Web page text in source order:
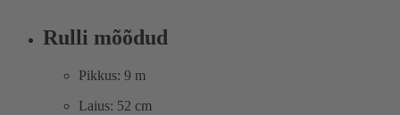
Rulli mõõdud
Pikkus: 9 m
Laius: 52 cm